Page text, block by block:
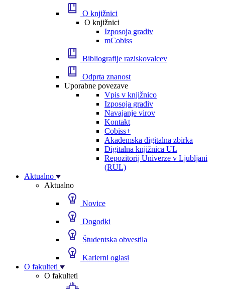
O knjižnici
O knjižnici
Izposoja gradiv
mCobiss
Bibliografije raziskovalcev
Odprta znanost
Uporabne povezave
Vpis v knjižnico
Izposoja gradiv
Navajanje virov
Kontakt
Cobiss+
Akademska digitalna zbirka
Digitalna knjižnica UL
Repozitorij Univerze v Ljubljani
(RUL)
Aktualno
Aktualno
Novice
Dogodki
Študentska obvestila
Karierni oglasi
O fakulteti
O fakulteti